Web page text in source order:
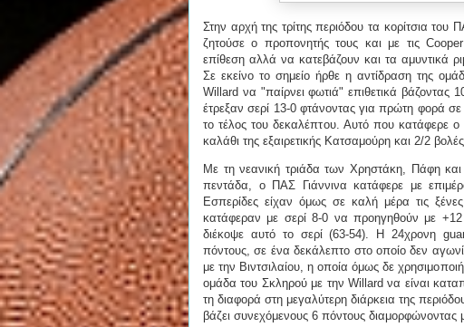
Στην αρχή της τρίτης περιόδου τα κορίτσια
ζητούσε ο προπονητής τους και με τις
επίθεση αλλά να κατεβάζουν και τα αμυντικά
Σε εκείνο το σημείο ήρθε η αντίδραση της
Willard να "παίρνει φωτιά" επιθετικά βάζοντας
έτρεξαν σερί 13-0 φτάνοντας για πρώτη φορά
το τέλος του δεκαλέπτου. Αυτό που κατάφερε
καλάθι της εξαιρετικής Κατσαμούρη και 2/2
Με τη νεανική τριάδα των Χρηστάκη, Πάφη
πεντάδα, ο ΠΑΣ Γιάννινα κατάφερε με
Εσπερίδες είχαν όμως σε καλή μέρα τις
κατάφεραν με σερί 8-0 να προηγηθούν με
διέκοψε αυτό το σερί (63-54). Η 24χρονη
πόντους, σε ένα δεκάλεπτο στο οποίο δεν
με την Βιντσιλαίου, η οποία όμως δε
ομάδα του Σκληρού με την Willard να είναι
τη διαφορά στη μεγαλύτερη διάρκεια της
βάζει συνεχόμενους 6 πόντους διαμορφώνοντας